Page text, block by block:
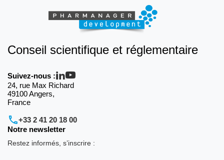
Conseil scientifique et réglementaire
Suivez-nous :
24, rue Max Richard
49100 Angers,
France
+33 2 41 20 18 00
Notre newsletter
Restez informés, s’inscrire :